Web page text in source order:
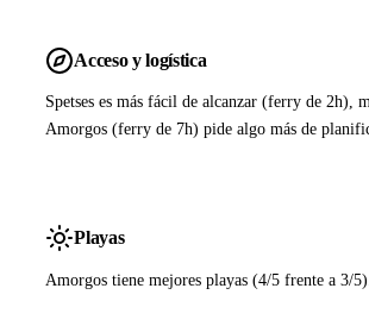
Acceso y logística
Spetses es más fácil de alcanzar (ferry de 2h),
Amorgos (ferry de 7h) pide algo más de
Playas
Amorgos tiene mejores playas (4/5 frente a 3/5).